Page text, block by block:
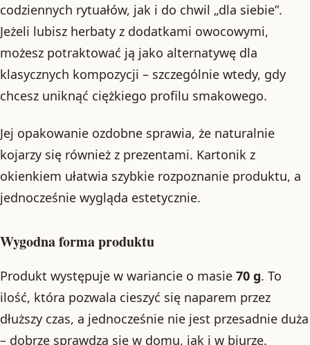
codziennych rytuałów, jak i do chwil „dla siebie”.
Jeżeli lubisz herbaty z dodatkami owocowymi,
możesz potraktować ją jako alternatywę dla
klasycznych kompozycji – szczególnie wtedy, gdy
chcesz uniknąć ciężkiego profilu smakowego.
Jej opakowanie ozdobne sprawia, że naturalnie
kojarzy się również z prezentami. Kartonik z
okienkiem ułatwia szybkie rozpoznanie produktu, a
jednocześnie wygląda estetycznie.
Wygodna forma produktu
Produkt występuje w wariancie o masie 70 g. To
ilość, która pozwala cieszyć się naparem przez
dłuższy czas, a jednocześnie nie jest przesadnie duża
– dobrze sprawdza się w domu, jak i w biurze.